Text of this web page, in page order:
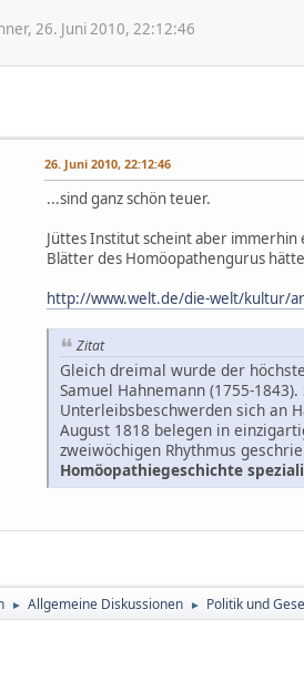
26. Juni 2010, 22:12:46
26. Juni 2010, 22:12:46
...sind ganz schön teuer.
Jüttes Institut scheint aber immerhin
Blätter des Homöopathengurus
http://www.welt.de/die-welt/kultur/
Zitat
Gleich dreimal wurde der
Samuel Hahnemann (1755-
Unterleibsbeschwerden sich an
August 1818 belegen in
zweiwöchigen Rhythmus
Homöopathiegeschichte
► Allgemeine Diskussionen ► Politik und